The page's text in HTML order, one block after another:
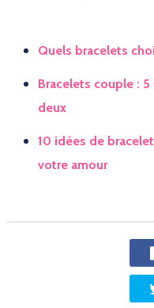
Quels bracelets
Bracelets couple :
deux
10 idées de
votre amour